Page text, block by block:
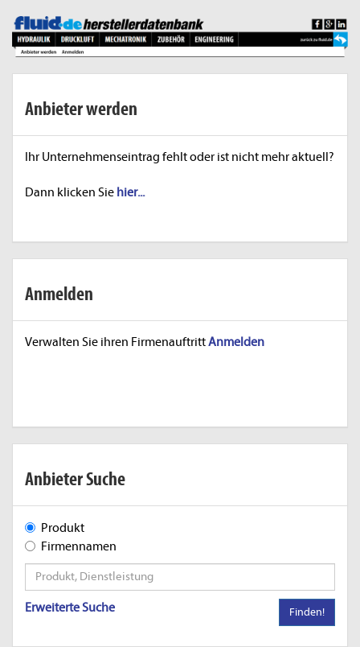
Anbieter werden
Ihr Unternehmenseintrag fehlt oder ist nicht mehr aktuell?
Dann klicken Sie hier...
Anmelden
Verwalten Sie ihren FirmenauftrittAnmelden
Anbieter Suche
Produkt
Firmennamen
Erweiterte Suche Finden!